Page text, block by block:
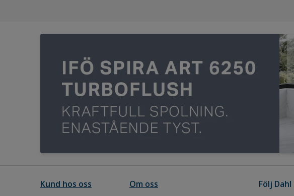
Kund hos oss Om oss Följ Dahl